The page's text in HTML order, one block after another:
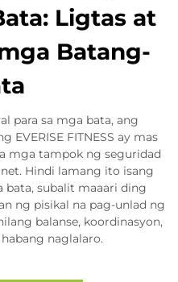
Ligtas at
Batang-
para sa mga bata, ang
EVERISE FITNESS ay mas
mga tampok ng seguridad
Hindi lamang ito isang
bata, subalit maaari ding
ng pisikal na pag-unlad ng
balanse, koordinasyon,
naglalaro.